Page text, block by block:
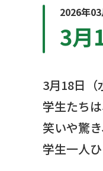
2026年
3月
3月18日（
学生たち
笑いや驚
学生一人